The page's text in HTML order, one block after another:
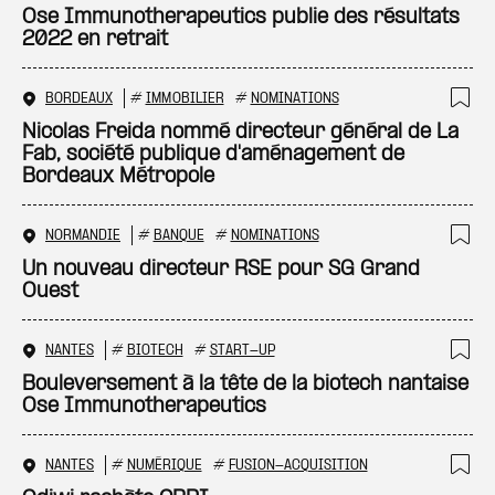
Ose Immunotherapeutics publie des résultats
2022 en retrait
BORDEAUX # IMMOBILIER # NOMINATIONS
Nicolas Freida nommé directeur général de La
Fab, société publique d'aménagement de
Bordeaux Métropole
NORMANDIE # BANQUE # NOMINATIONS
Un nouveau directeur RSE pour SG Grand
Ouest
NANTES # BIOTECH # START-UP
Bouleversement à la tête de la biotech nantaise
Ose Immunotherapeutics
NANTES # NUMÉRIQUE # FUSION-ACQUISITION